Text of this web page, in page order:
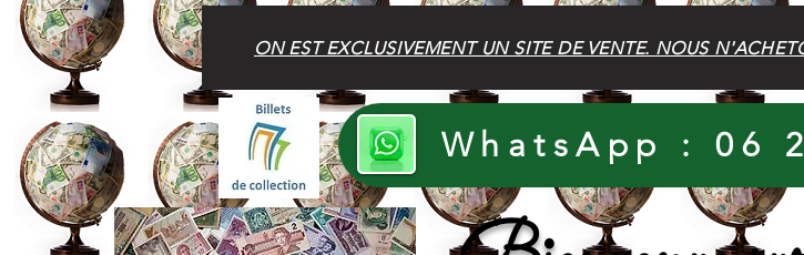
ON EST EXCLUSIVEMENT UN SITE DE VENTE. NOUS
WhatsApp : 06